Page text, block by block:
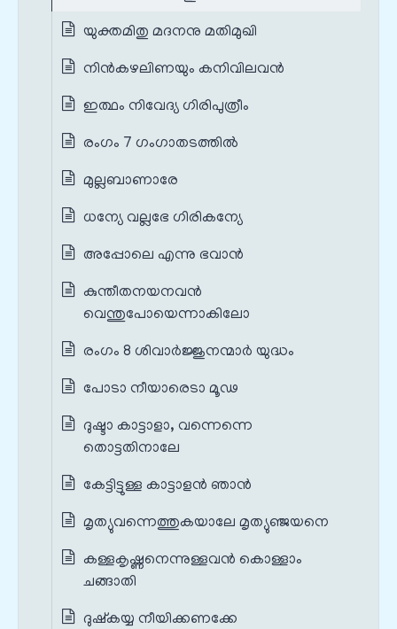
യുക്തമിതു മദനനു മതിമുഖി
നിൻകഴലിണയും കനിവിലവൻ
ഇത്ഥം നിവേദ്യ ഗിരിപുത്രീം
രംഗം 7 ഗംഗാതടത്തിൽ
മുല്ലബാണാരേ
ധന്യേ വല്ലഭേ ഗിരികന്യേ
അപ്പോലെ എന്നു ഭവാൻ
കുന്തീതനയനവൻ
വെന്തുപോയെന്നാകിലോ
രംഗം 8 ശിവാർജ്ജുനന്മാർ യുദ്ധം
പോടാ നീയാരെടാ മൂഢ
ദുഷ്ടാ കാട്ടാളാ, വന്നെന്നെ
തൊട്ടതിനാലേ
കേട്ടിട്ടുള്ള കാട്ടാളൻ ഞാൻ
മൃത്യുവന്നെത്തുകയാലേ മൃത്യുഞ്ജയനെ
കള്ളകൃഷ്ണനെന്നുള്ളവൻ കൊള്ളാം
ചങ്ങാതി
ദുഷ്കയ്യ നീയിക്കണക്കേ